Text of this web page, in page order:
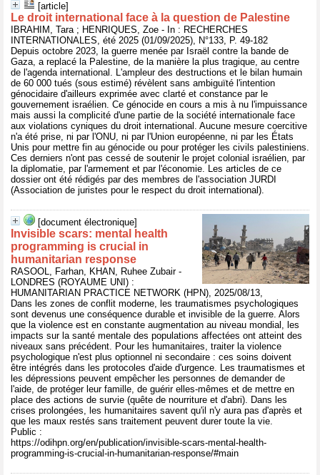
[article]
Le droit international face à la question de Palestine
IBRAHIM, Tara ; HENRIQUES, Zoe - In : RECHERCHES
INTERNATIONALES, été 2025 (01/09/2025), N°133, P. 49-182
Depuis octobre 2023, la guerre menée par Israël contre la bande de
Gaza, a replacé la Palestine, de la manière la plus tragique, au centre
de l'agenda international. L'ampleur des destructions et le bilan humain
de 60 000 tués (sous estimé) révèlent sans ambiguïté l'intention
génocidaire d'ailleurs exprimée avec clarté et constance par le
gouvernement israélien. Ce génocide en cours a mis à nu l'impuissance
mais aussi la complicité d'une partie de la société internationale face
aux violations cyniques du droit international. Aucune mesure coercitive
n'a été prise, ni par l'ONU, ni par l'Union européenne, ni par les États
Unis pour mettre fin au génocide ou pour protéger les civils palestiniens.
Ces derniers n'ont pas cessé de soutenir le projet colonial israélien, par
la diplomatie, par l'armement et par l'économie. Les articles de ce
dossier ont été rédigés par des membres de l'association JURDI
(Association de juristes pour le respect du droit international).
[document électronique]
Invisible scars: mental health
programming is crucial in
humanitarian response
RASOOL, Farhan, KHAN, Ruhee Zubair -
LONDRES (ROYAUME UNI) :
HUMANITARIAN PRACTICE NETWORK (HPN), 2025/08/13,
Dans les zones de conflit moderne, les traumatismes psychologiques
sont devenus une conséquence durable et invisible de la guerre. Alors
que la violence est en constante augmentation au niveau mondial, les
impacts sur la santé mentale des populations affectées ont atteint des
niveaux sans précédent. Pour les humanitaires, traiter la violence
psychologique n'est plus optionnel ni secondaire : ces soins doivent
être intégrés dans les protocoles d'aide d'urgence. Les traumatismes et
les dépressions peuvent empêcher les personnes de demander de
l'aide, de protéger leur famille, de guérir elles-mêmes et de mettre en
place des actions de survie (quête de nourriture et d'abri). Dans les
crises prolongées, les humanitaires savent qu'il n'y aura pas d'après et
que les maux restés sans traitement peuvent durer toute la vie.
Public :
https://odihpn.org/en/publication/invisible-scars-mental-health-
programming-is-crucial-in-humanitarian-response/#main